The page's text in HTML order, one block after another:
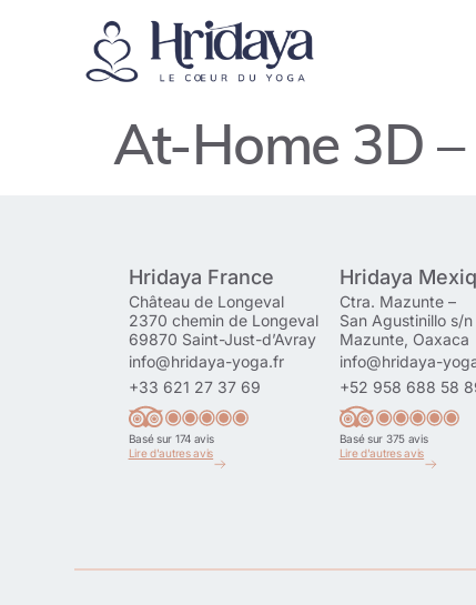
At-Home 3D –
Hridaya France
Château de Longeval
2370 chemin de Longeval
69870 Saint-Just-d’Avray
info@hridaya-yoga.fr
+33 621 27 37 69
Basé sur 174 avis
Lire d'autres avis
Hridaya
Ctra. Mazunte –
San Agustinillo s/n
Mazunte, Oaxaca
info@hridaya-
+52 958 688 58
Basé sur 375 avis
Lire d'autres avis